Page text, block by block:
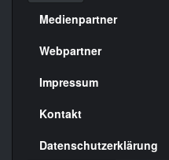
Menülinks
rechte
Seite
Medienpartner
Webpartner
Impressum
Kontakt
Datenschutzerklärung